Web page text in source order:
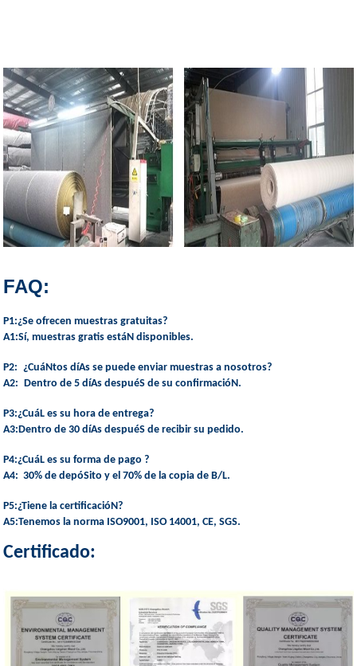
FAQ:
P1:¿Se ofrecen muestras gratuitas?
A1:Sí, muestras gratis estáN disponibles.
P2: ¿CuáNtos díAs se puede enviar muestras a nosotros?
A2: Dentro de 5 díAs despuéS de su confirmacióN.
P3:¿CuáL es su hora de entrega?
A3:Dentro de 30 díAs despuéS de recibir su pedido.
P4:¿CuáL es su forma de pago ?
A4: 30% de depóSito y el 70% de la copia de B/L.
P5:¿Tiene la certificacióN?
A5:Tenemos la norma ISO9001, ISO 14001, CE, SGS.
Certificado: